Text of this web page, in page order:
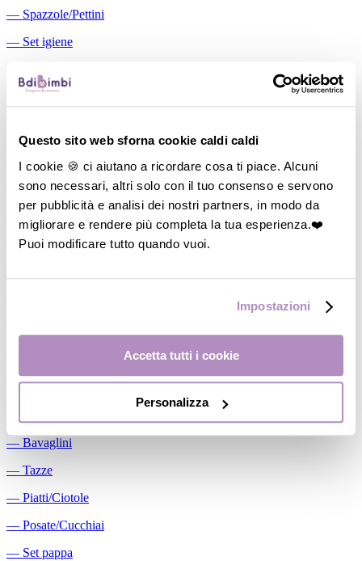
Questo sito web sforna cookie caldi caldi
I cookie 🍪 ci aiutano a ricordare cosa ti piace. Alcuni
sono necessari, altri solo con il tuo consenso e servono
per pubblicità e analisi dei nostri partners, in modo da
migliorare e rendere più completa la tua esperienza.❤️
Puoi modificare tutto quando vuoi.
Impostazioni
Accetta tutti i cookie
Personalizza
― Spazzole/Pettini
― Set igiene
Aspiratori nasali manuali
―
Cuscini allattamento
―Biberon
―
Tettarelle
―Succhietti
Conservalatte Materno
―Massaggiagengive
― Bavaglini
― Tazze
― Piatti/Ciotole
― Posate/Cucchiai
― Set pappa